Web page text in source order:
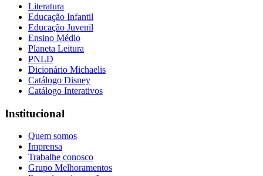
Literatura
Educação Infantil
Educação Juvenil
Ensino Médio
Planeta Leitura
PNLD
Dicionário Michaelis
Catálogo Disney
Catálogo Interativos
Institucional
Quem somos
Imprensa
Trabalhe conosco
Grupo Melhoramentos